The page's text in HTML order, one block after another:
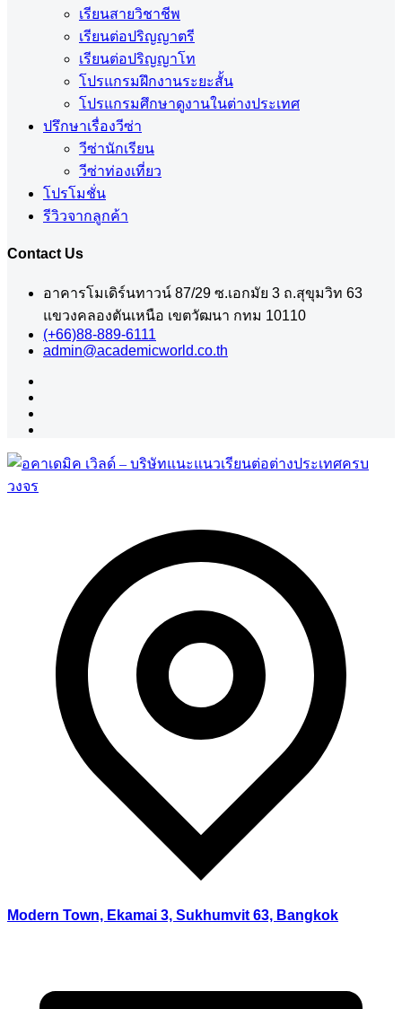
เรียนสายวิชาชีพ
เรียนต่อปริญญาตรี
เรียนต่อปริญญาโท
โปรแกรมฝึกงานระยะสั้น
โปรแกรมศึกษาดูงานในต่างประเทศ
ปรึกษาเรื่องวีซ่า
วีซ่านักเรียน
วีซ่าท่องเที่ยว
โปรโมชั่น
รีวิวจากลูกค้า
Contact Us
อาคารโมเดิร์นทาวน์ 87/29 ซ.เอกมัย 3 ถ.สุขุมวิท 63
แขวงคลองตันเหนือ เขตวัฒนา กทม 10110
(+66)88-889-6111
admin@academicworld.co.th
Modern Town, Ekamai 3, Sukhumvit 63, Bangkok